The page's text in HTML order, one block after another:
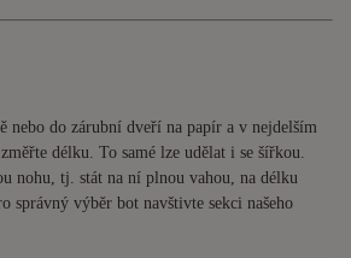
nebo do zárubní dveří na papír a v nejdelším
délku. To samé lze udělat i se šířkou.
nohu, tj. stát na ní plnou vahou, na délku
správný výběr bot navštivte sekci našeho